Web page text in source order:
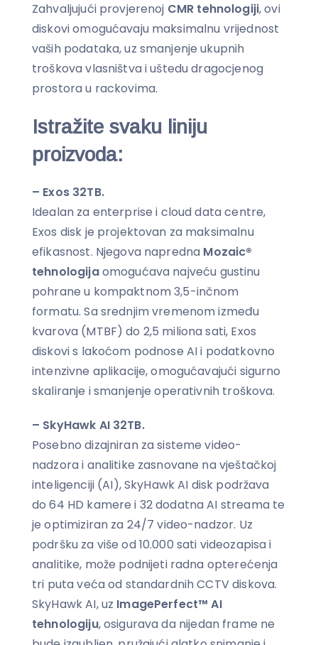
Zahvaljujući provjerenoj CMR tehnologiji, ovi
diskovi omogućavaju maksimalnu vrijednost
vaših podataka, uz smanjenje ukupnih
troškova vlasništva i uštedu dragocjenog
prostora u rackovima.
Istražite svaku liniju
proizvoda:
– Exos 32TB.
Idealan za enterprise i cloud data centre,
Exos disk je projektovan za maksimalnu
efikasnost. Njegova napredna Mozaic®
tehnologijaomogućava najveću gustinu
pohrane u kompaktnom 3,5-inčnom
formatu. Sa srednjim vremenom između
kvarova (MTBF) do 2,5 miliona sati, Exos
diskovi s lakoćom podnose AI i podatkovno
intenzivne aplikacije, omogućavajući sigurno
skaliranje i smanjenje operativnih troškova.
– SkyHawk AI 32TB.
Posebno dizajniran za sisteme video-
nadzora i analitike zasnovane na vještačkoj
inteligenciji (AI), SkyHawk AI disk podržava
do 64 HD kamere i 32 dodatna AI streama te
je optimiziran za 24/7 video-nadzor. Uz
podršku za više od 10.000 sati videozapisa i
analitike, može podnijeti radna opterećenja
tri puta veća od standardnih CCTV diskova.
SkyHawk AI, uz ImagePerfect™ AI
tehnologiju, osigurava da nijedan frame ne